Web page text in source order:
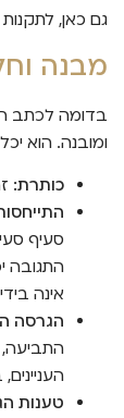
גם כאן,
מבנה
בדומה לכתב
ומובנה. הוא
כותרת:
סעיף
התגובה
אינה
הגרסה
טענות